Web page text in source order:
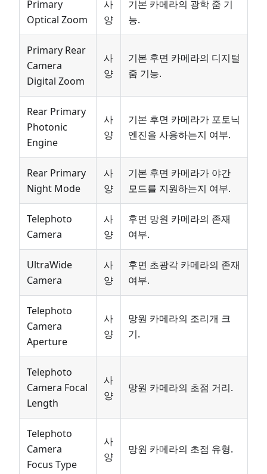
Primary
Optical Zoom
사
양
기본 카메라의 광학 줌 기
능.
Primary Rear
Camera
Digital Zoom
사
양
기본 후면 카메라의 디지털
줌 기능.
Rear Primary
Photonic
Engine
사
양
기본 후면 카메라가 포토닉
엔진을 사용하는지 여부.
Rear Primary
Night Mode
사
양
기본 후면 카메라가 야간
모드를 지원하는지 여부.
Telephoto
Camera
사
양
후면 망원 카메라의 존재
여부.
UltraWide
Camera
사
양
후면 초광각 카메라의 존재
여부.
Telephoto
Camera
Aperture
사
양
망원 카메라의 조리개 크
기.
Telephoto
Camera Focal
Length
사
양
망원 카메라의 초점 거리.
Telephoto
Camera
Focus Type
사
양
망원 카메라의 초점 유형.